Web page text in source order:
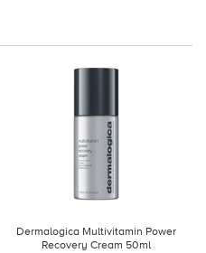
Dermalogica Multivitamin Power
Recovery Cream 50ml